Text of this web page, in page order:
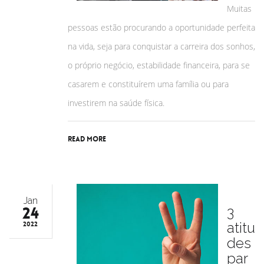
Muitas
pessoas estão procurando a oportunidade perfeita
na vida, seja para conquistar a carreira dos sonhos,
o próprio negócio, estabilidade financeira, para se
casarem e constituírem uma família ou para
investirem na saúde física.
Read More
Jan
24
2022
3
atitu
des
par